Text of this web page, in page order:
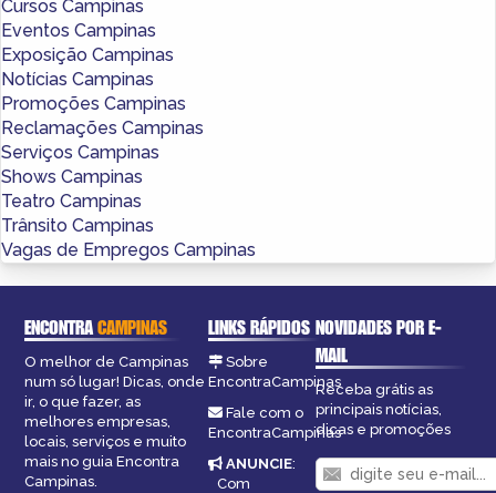
Cursos Campinas
Eventos Campinas
Exposição Campinas
Notícias Campinas
Promoções Campinas
Reclamações Campinas
Serviços Campinas
Shows Campinas
Teatro Campinas
Trânsito Campinas
Vagas de Empregos Campinas
ENCONTRACAMPINAS
O melhor de Campinas
num só lugar! Dicas, onde
ir, o que fazer, as
melhores empresas,
locais, serviços e muito
mais no guia Encontra
Campinas.
LINKS RÁPIDOS
Sobre
EncontraCampinas
Fale com o
EncontraCampinas
ANUNCIE:
Com
NOVIDADES POR E-
MAIL
Receba grátis as
principais notícias,
dicas e promoções